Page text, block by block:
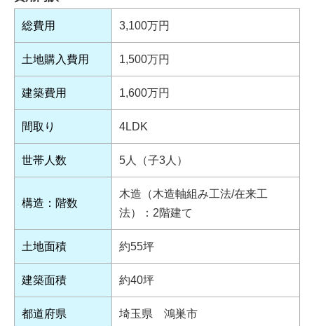
総費用 3,100万円
土地購入費用 1,500万円
建築費用 1,600万円
間取り 4LDK
世帯人数 5人（子3人）
構造：階数
木造（木造軸組み工法/在来工
法）：2階建て
土地面積 約55坪
建築面積 約40坪
都道府県 埼玉県 鴻巣市